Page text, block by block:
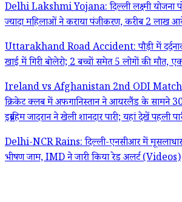
Delhi Lakshmi Yojana: दिल्ली लक्ष्मी योजना
ज्यादा महिलाओं ने कराया पंजीकरण, करीब 2 लाख
Uttarakhand Road Accident: पौड़ी में दर्दनाक
खाई में गिरी बोलेरो; 2 बच्चों समेत 5 लोगों की मौत,
Ireland vs Afghanistan 2nd ODI Match
क्रिकेट क्लब में अफगानिस्तान ने आयरलैंड के सामने
इब्राहिम जादरान ने खेली शानदार पारी; यहां देखें पहली
Delhi-NCR Rains: दिल्ली-एनसीआर में
भीषण जाम, IMD ने जारी किया रेड अलर्ट (Videos)